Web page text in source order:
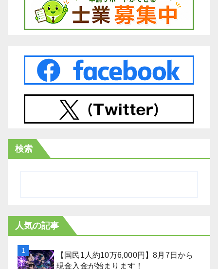
検索
人気の記事
【国民1人約10万6,000円】8月7日から
現金入金が始まります！